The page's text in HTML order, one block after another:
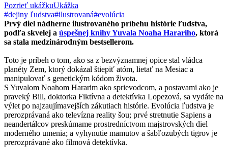
Pozrieť ukážkuUkážka
#dejiny ľudstva#ilustrovaná#evolúcia
Prvý diel nádherne ilustrovaného príbehu histórie ľudstva,
podľa skvelej a úspešnej knihy Yuvala Noaha Harariho, ktorá
sa stala medzinárodným bestsellerom.
Toto je príbeh o tom, ako sa z bezvýznamnej opice stal vládca
planéty Zem, ktorý dokázal štiepiť atóm, lietať na Mesiac a
manipulovať s genetickým kódom života.
S Yuvalom Noahom Hararim ako sprievodcom, a postavami ako je
praveký Bill, doktorka Fiktívna a detektívka Lopezová, sa vydáte na
výlet po najzaujímavejších zákutiach histórie. Evolúcia ľudstva je
prerozprávaná ako televízna reality šou; prvé stretnutie Sapiens a
neandertálcov preskúmame prostredníctvom majstrovských diel
moderného umenia; a vyhynutie mamutov a šabľozubých tigrov je
prerozprávané ako filmová detektívka.